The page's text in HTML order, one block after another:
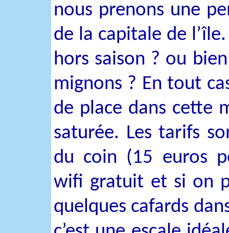
nous prenons une
de la capitale de
hors saison ? ou
mignons ? En tout
de place dans cette
saturée. Les tarifs
du coin (15 euros
wifi gratuit et si on
quelques cafards